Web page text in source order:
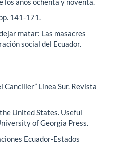
141-171.
matar: Las masacres
social del Ecuador.
Canciller” Línea Sur. Revista
United States. Useful
of Georgia Press.
Ecuador-Estados